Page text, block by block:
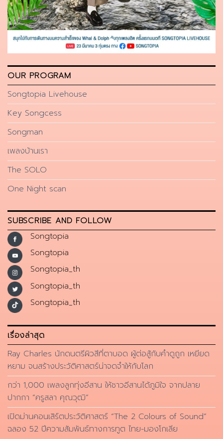
OUR PROGRAM
Songtopia Livehouse
Key Songcess
Songman
เพลงบ้านเรา
The SOLO
One Night scan
SUBSCRIBE AND FOLLOW
Songtopia
Songtopia
Songtopia_th
Songtopia_th
Songtopia_th
เรื่องล่าสุด
Ray Charles นักดนตรีผิวสีที่ตาบอด ผู้ต่อสู้กับคำดูถูก เหยียด
หยาม จนสร้างประวัติศาสตร์น่าจดจำให้กับโลก
กว่า 1,000 เพลงลูกทุ่งอีสาน ให้ชาวอีสานได้ภูมิใจ จากปลาย
ปากกา “ครูสลา คุณวุฒิ”
เปิดม่านคอนเสิร์ตประวัติศาสตร์ “The 2 Colours of Sound”
ฉลอง 52 ปีความสัมพันธ์ทางการทูต ไทย-มองโกเลีย